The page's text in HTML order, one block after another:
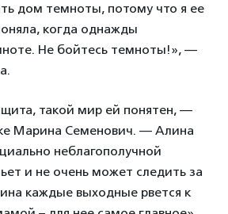
дом темноты, потому что я ее
когда однажды
Не бойтесь темноты!», —
такой мир ей понятен, —
Марина Семенович. — Алина
неблагополучной
и не очень может следить за
каждые выходные рвется к